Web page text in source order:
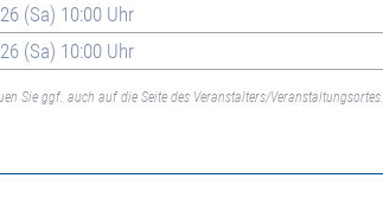
(Sa) 10:00 Uhr
(Sa) 10:00 Uhr
Sie ggf. auch auf die Seite des Veranstalters/Veranstaltungsortes.